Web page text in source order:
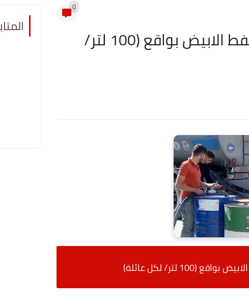
0
اطلاق الحصة الثانية من منتوج النفط الابيض بواقع (100 لتر/
لتر/ لكل عائلة)